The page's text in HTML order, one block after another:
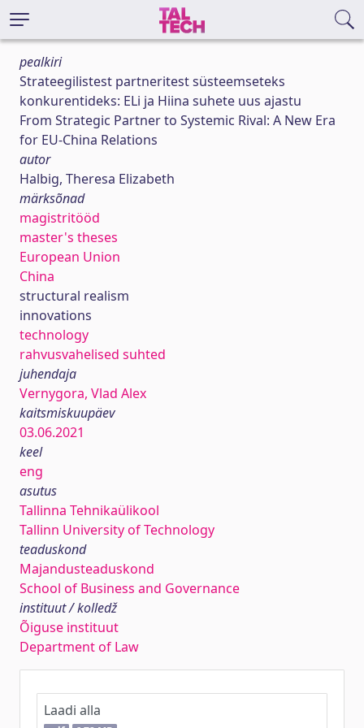
pealkiri
Strateegilistest partneritest süsteemseteks
konkurentideks: ELi ja Hiina suhete uus ajastu
From Strategic Partner to Systemic Rival: A New Era
for EU-China Relations
autor
Halbig, Theresa Elizabeth
märksõnad
magistritööd
master's theses
European Union
China
structural realism
innovations
technology
rahvusvahelised suhted
juhendaja
Vernygora, Vlad Alex
kaitsmiskuupäev
03.06.2021
keel
eng
asutus
Tallinna Tehnikaülikool
Tallinn University of Technology
teaduskond
Majandusteaduskond
School of Business and Governance
instituut / kolledž
Õiguse instituut
Department of Law
Laadi alla